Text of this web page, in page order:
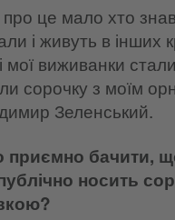
про це мало хто
і живуть в інших
мої виживанки
сорочку з моїм
Зеленський.
приємно бачити,
носить